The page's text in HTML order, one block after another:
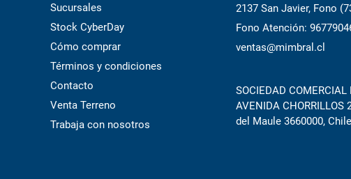
Sucursales
Stock CyberDay
Cómo comprar
Términos y condiciones
Contacto
Venta Terreno
Trabaja con nosotros
2137 San Javier, Fono
Fono Atención:
ventas@mimbral.cl
SOCIEDAD
AVENIDA CHORRILLOS
del Maule 3660000, Chile